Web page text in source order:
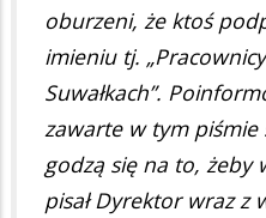
oburzeni, że ktoś
imieniu tj.
Suwałkach”.
zawarte w tym
godzą się na to, żeby
pisał Dyrektor wraz z